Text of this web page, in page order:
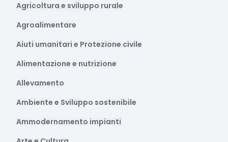
Agricoltura e sviluppo rurale
Agroalimentare
Aiuti umanitari e Protezione civile
Alimentazione e nutrizione
Allevamento
Ambiente e Sviluppo sostenibile
Ammodernamento impianti